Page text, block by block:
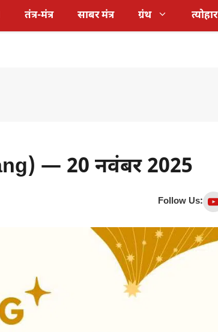
तंत्र-मंत्र साबर मंत्र ग्रंथ त्योहार
— 20 नवंबर 2025
Follow Us: